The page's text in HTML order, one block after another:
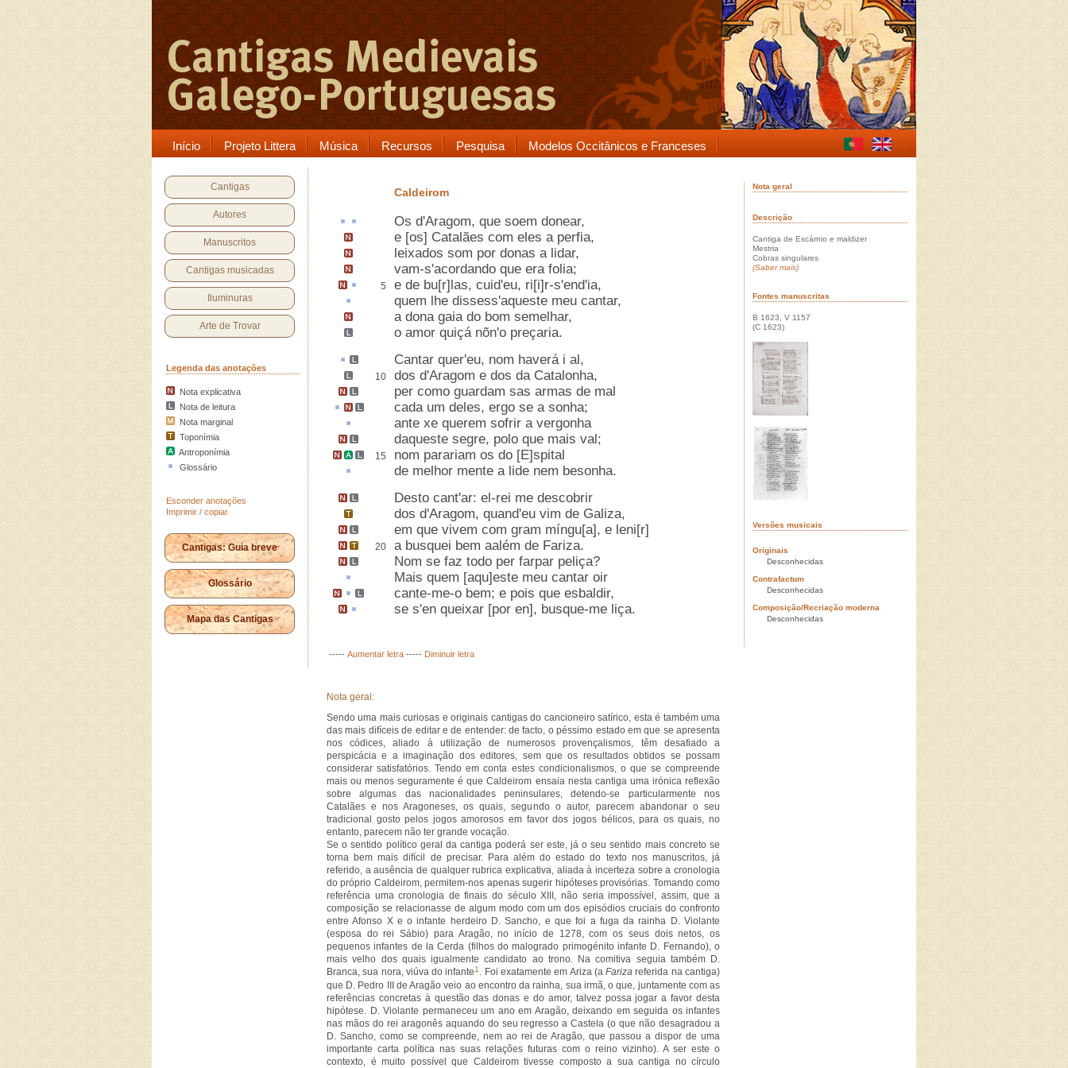
Início Projeto Littera Música Recursos Pesquisa Modelos Occitânicos e Franceses
Cantigas
Autores
Manuscritos
Cantigas musicadas
Iluminuras
Arte de Trovar
Legenda das anotações
Nota explicativa
Nota de leitura
Nota marginal
Toponímia
Antroponímia
Glossário
Esconder anotações
Imprimir / copiar
Cantigas: Guia breve
Glossário
Mapa das Cantigas
Caldeirom
Os d'Aragom, que soem donear,
e [os] Catalães com eles a perfia,
leixados som por donas a lidar,
vam-s'acordando que era folia;
5 e de bu[r]las, cuid'eu, ri[i]r-s'end'ia,
quem lhe dissess'aqueste meu cantar,
a dona gaiado bom semelhar,
o amor quiçá nõn'o preçaria.
Cantar quer'eu, nom haverá i al,
10 dos d'Aragom e dos da Catalonha,
per como guardam sas armas de mal
cada um deles, ergo se a sonha;
ante xe querem sofrir a vergonha
daqueste segre, polo que mais val;
15 nom parariam os do [E]spital
de melhor mente a lide nem besonha.
Desto cant'ar: el-rei me descobrir
dos d'Aragom, quand'eu vim de Galiza,
em que vivem com gram míngu[a], e leni[r]
20 a busquei bem aalém de Fariza.
Nom se faz todo per farpar peliça?
Mais quem [aqu]este meu cantar oir
cante-me-o bem; e pois que esbaldir,
se s'en queixar [por en], busque-me liça.
----- Aumentar letra ----- Diminuir letra
Nota geral:
Sendo uma mais curiosas e originais cantigas do cancioneiro satírico, esta é também uma
das mais difíceis de editar e de entender: de facto, o péssimo estado em que se apresenta
nos códices, aliado à utilização de numerosos provençalismos, têm desafiado a
perspicácia e a imaginação dos editores, sem que os resultados obtidos se possam
considerar satisfatórios. Tendo em conta estes condicionalismos, o que se compreende
mais ou menos seguramente é que Caldeirom ensaia nesta cantiga uma irónica reflexão
sobre algumas das nacionalidades peninsulares, detendo-se particularmente nos
Catalães e nos Aragoneses, os quais, segundo o autor, parecem abandonar o seu
tradicional gosto pelos jogos amorosos em favor dos jogos bélicos, para os quais, no
entanto, parecem não ter grande vocação.
Se o sentido político geral da cantiga poderá ser este, já o seu sentido mais concreto se
torna bem mais difícil de precisar. Para além do estado do texto nos manuscritos, já
referido, a ausência de qualquer rubrica explicativa, aliada à incerteza sobre a cronologia
do próprio Caldeirom, permitem-nos apenas sugerir hipóteses provisórias. Tomando como
referência uma cronologia de finais do século XIII, não seria impossível, assim, que a
composição se relacionasse de algum modo com um dos episódios cruciais do confronto
entre Afonso X e o infante herdeiro D. Sancho, e que foi a fuga da rainha D. Violante
(esposa do rei Sábio) para Aragão, no início de 1278, com os seus dois netos, os
pequenos infantes de la Cerda (filhos do malogrado primogénito infante D. Fernando), o
mais velho dos quais igualmente candidato ao trono. Na comitiva seguia também D.
Branca, sua nora, viúva do infante1 . Foi exatamente em Ariza (aFariza referida na cantiga)
que D. Pedro III de Aragão veio ao encontro da rainha, sua irmã, o que, juntamente com as
referências concretas à questão das donas e do amor, talvez possa jogar a favor desta
hipótese. D. Violante permaneceu um ano em Aragão, deixando em seguida os infantes
nas mãos do rei aragonês aquando do seu regresso a Castela (o que não desagradou a
D. Sancho, como se compreende, nem ao rei de Aragão, que passou a dispor de uma
importante carta política nas suas relações futuras com o reino vizinho). A ser este o
contexto, é muito possível que Caldeirom tivesse composto a sua cantiga no círculo
Nota geral
Descrição
Cantiga de Escárnio e maldizer
Mestria
Cobras singulares
(Saber mais)
Fontes manuscritas
B 1623, V 1157
(C 1623)
Versões musicais
Originais
Desconhecidas
Contrafactum
Desconhecidas
Composição/Recriação moderna
Desconhecidas